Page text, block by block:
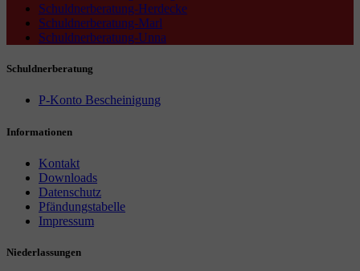
Schuldnerberatung-Herdecke
Schuldnerberatung-Marl
Schuldnerberatung-Unna
Schuldnerberatung
P-Konto Bescheinigung
Informationen
Kontakt
Downloads
Datenschutz
Pfändungstabelle
Impressum
Niederlassungen